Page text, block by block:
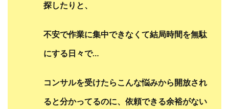
探したりと、
不安で作業に集中できなくて結局時間を無駄
にする日々で…
コンサルを受けたらこんな悩みから 開放され
ると分かってるのに、 依頼できる余裕がない